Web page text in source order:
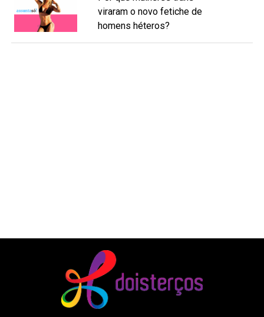
viraram o novo fetiche de
homens héteros?